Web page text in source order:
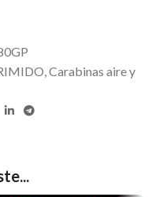
Carabinas aire y